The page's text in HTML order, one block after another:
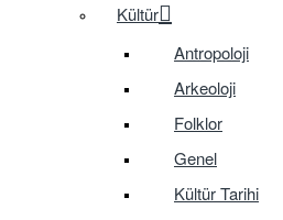
Kültür
Antropoloji
Arkeoloji
Folklor
Genel
Kültür Tarihi